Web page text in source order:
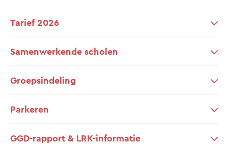
Tarief 2026
Samenwerkende scholen
Groepsindeling
Parkeren
GGD-rapport & LRK-informatie